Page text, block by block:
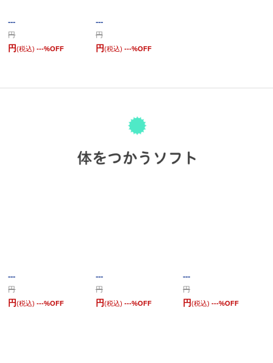
---
円
円(税込) ---%OFF
---
円
円(税込) ---%OFF
---
円
円(税込) ---%OFF
---
円
円(税込) ---%OFF
---
円
円(税込) ---%OFF